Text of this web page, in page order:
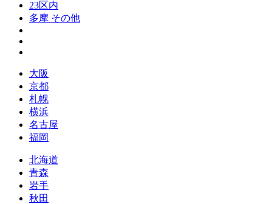
23区内
多摩 その他
大阪
京都
札幌
横浜
名古屋
福岡
北海道
青森
岩手
秋田